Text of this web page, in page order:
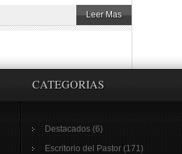
Leer Mas
CATEGORIAS
Destacados (6)
Escritorio del Pastor (171)